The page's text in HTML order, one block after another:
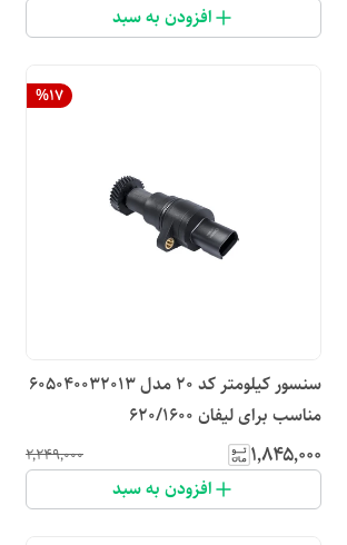
افزودن به سبد
%17
سنسور کیلومتر کد ۲۰ مدل 605040032013
مناسب برای لیفان 620/1600‏
۱٬۸۴۵٬۰۰۰ ۲٬۲۴۹٬۰۰۰
افزودن به سبد